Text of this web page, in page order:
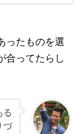
ったものを選
合ってたらし
る
づ